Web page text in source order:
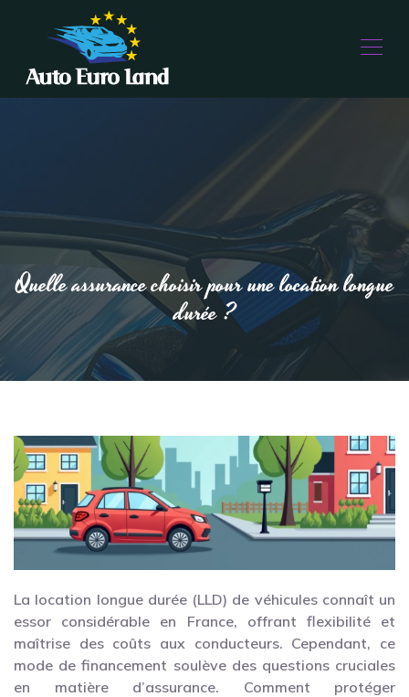
Quelle assurance choisir pour une location longue
durée ?
La location longue durée (LLD) de véhicules connaît un
essor considérable en France, offrant flexibilité et
maîtrise des coûts aux conducteurs. Cependant, ce
mode de financement soulève des questions cruciales
en matière d’assurance. Comment protéger